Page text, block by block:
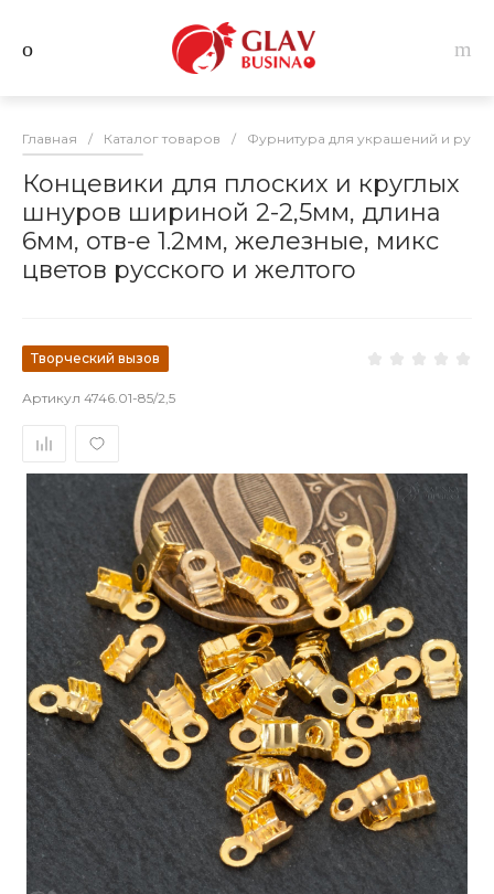
Главная / Каталог товаров / Фурнитура для украшений и
Концевики для плоских и круглых
шнуров шириной 2-2,5мм, длина
6мм, отв-е 1.2мм, железные, микс
цветов русского и желтого
Творческий вызов
Артикул 4746.01-85/2,5